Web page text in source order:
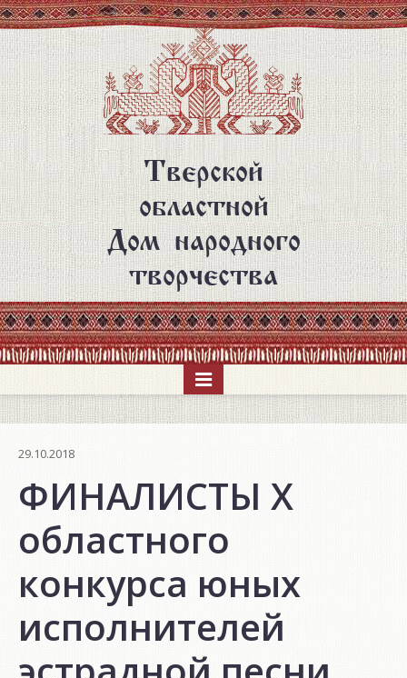
Перейти
к
основному
содержанию
Тверской
областной
Дом народного
творчества
29.10.2018
ФИНАЛИСТЫ X
областного
конкурса юных
исполнителей